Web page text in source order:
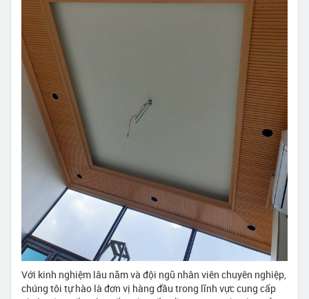
Với kinh nghiệm lâu năm và đội ngũ nhân viên chuyên nghiệp,
chúng tôi tự hào là đơn vị hàng đầu trong lĩnh vực cung cấp